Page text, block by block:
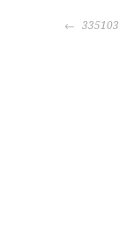
POST